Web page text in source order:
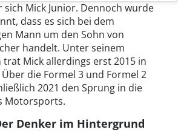
Mick Junior. Dennoch wurde
dass es sich bei dem
Mann um den Sohn von
handelt. Unter seinem
Mick allerdings erst 2015 in
die Formel 3 und Formel 2
2021 den Sprung in die
Motorsports.
Denker im Hintergrund